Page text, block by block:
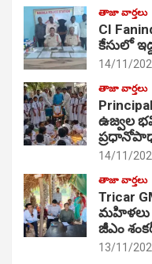
తాజా వార్తలు
CI
కేసులో
14/11/
తాజా వార్తలు
ఉజ్వల
14/11/
తాజా వార్తలు
Tricar
మహిళలు
జీఎం
13/11/